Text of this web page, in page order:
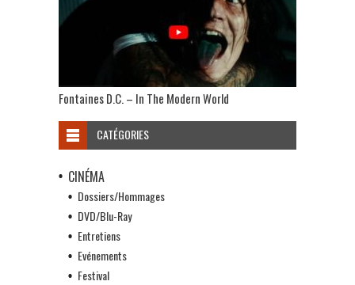
Fontaines D.C. – In The Modern World
CATÉGORIES
CINÉMA
Dossiers/Hommages
DVD/Blu-Ray
Entretiens
Evénements
Festival